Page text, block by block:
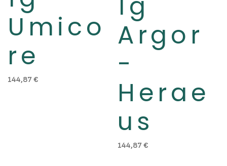
Umico
re
144,87€
Argor
-
Herae
us
144,87€